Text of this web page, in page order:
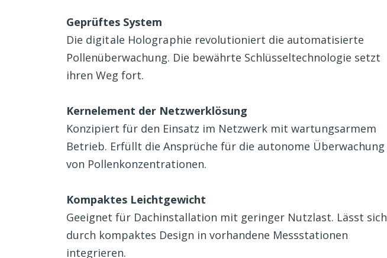
Geprüftes System
Die digitale Holographie revolutioniert die automatisierte
Pollenüberwachung. Die bewährte Schlüsseltechnologie setzt
ihren Weg fort.
Kernelement der Netzwerklösung
Konzipiert für den Einsatz im Netzwerk mit wartungsarmem
Betrieb. Erfüllt die Ansprüche für die autonome Überwachung
von Pollenkonzentrationen.
Kompaktes Leichtgewicht
Geeignet für Dachinstallation mit geringer Nutzlast. Lässt sich
durch kompaktes Design in vorhandene Messstationen
integrieren.